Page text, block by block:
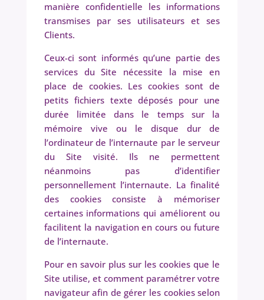
manière confidentielle les informations
transmises par ses utilisateurs et ses
Clients.
Ceux-ci sont informés qu’une partie des
services du Site nécessite la mise en
place de cookies. Les cookies sont de
petits fichiers texte déposés pour une
durée limitée dans le temps sur la
mémoire vive ou le disque dur de
l’ordinateur de l’internaute par le serveur
du Site visité. Ils ne permettent
néanmoins pas d’identifier
personnellement l’internaute. La finalité
des cookies consiste à mémoriser
certaines informations qui améliorent ou
facilitent la navigation en cours ou future
de l’internaute.
Pour en savoir plus sur les cookies que le
Site utilise, et comment paramétrer votre
navigateur afin de gérer les cookies selon